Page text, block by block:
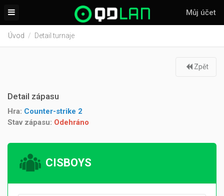
Můj účet
Úvod Detail turnaje
Zpět
Detail zápasu
Hra: Counter-strike 2
Stav zápasu: Odehráno
CISBOYS